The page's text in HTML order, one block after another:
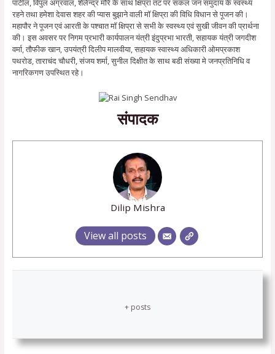
पाटील, विपुल अग्रवाल, शेलेन्द्र मौरे के साथ क्षिप्रा तट पर सकल जन समुदाय के स्वस्थ्य
रहने तथा हमेशा देवास शहर की प्यास बुझाने वाली मॉ क्षिप्रा की विधि विधान से पूजन की।
महापौर ने पूजन एवं आरती के पश्चात मॉ क्षिप्रा से सभी के स्वस्थ्य एवं सुखी जीवन की प्रार्थना
की। इस अवसर पर निगम प्रभारी कार्यपालन यंत्री इंदुप्रभा भारती, सहायक यंत्री जगदीश
वर्मा, तौफीक खान, उपयंत्री दिलीप मालवीया, सहायक स्वास्थ्य अधिकारी ओमप्रकाश
पथरोड, ताराचंद चौधरी, संजय शर्मा, सुनील दिक्षीत के साथ बडी संख्या मे जनप्रतिनिधि व
नागरिकगण उपस्थित रहे।
संपादक
Dilip Mishra
View all posts
+ posts